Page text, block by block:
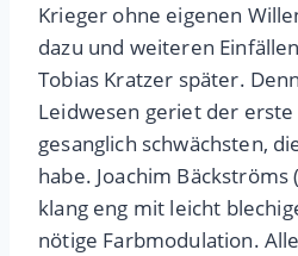
Krieger ohne eigenen
dazu und weiteren
Tobias Kratzer später.
Leidwesen geriet der erste
gesanglich schwächsten,
habe. Joachim Bäckströms
klang eng mit leicht
nötige Farbmodulation.